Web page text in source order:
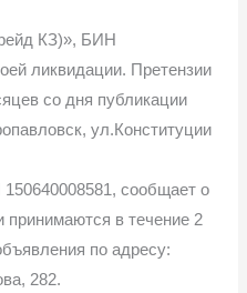
КЗ)», БИН
ликвидации. Претензии
со дня публикации
ул.Конституции
сообщает о
принимаются в течение 2
по адресу:
282.